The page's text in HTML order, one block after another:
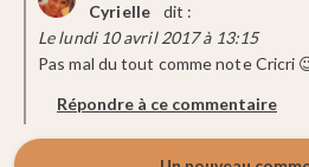
Cyrielle
dit :
Le lundi 10 avril 2017 à 13:15
Pas mal du tout comme note Cricri
Répondre à ce commentaire